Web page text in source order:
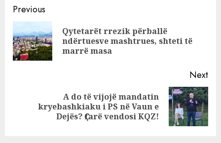
shqiptare
Continue
Reading
Previous
Qytetarët rrezik përballë
ndërtuesve mashtrues, shteti të
marrë masa
Next
A do të vijojë mandatin
kryebashkiaku i PS në Vaun e
Dejës? Ҫfarë vendosi KQZ!